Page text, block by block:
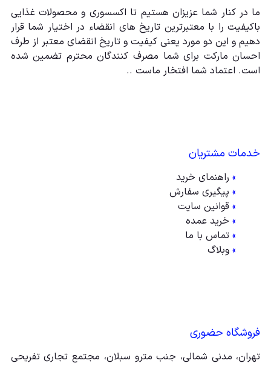
ما در کنار شما عزیزان هستیم تا اکسسوری و محصولات غذایی
باکیفیت را با معتبرترین تاریخ های انقضاء در اختیار شما قرار
دهیم و این دو مورد یعنی کیفیت و تاریخ انقضای معتبر از طرف
احسان مارکت برای شما مصرف کنندگان محترم تضمین شده
است. اعتماد شما افتخار ماست ..
خدمات مشتریان
» راهنمای خرید
» پیگیری سفارش
» قوانین سایت
» خرید عمده
» تماس با ما
» وبلاگ
فروشگاه حضوری
تهران، مدنی شمالی، جنب مترو سبلان، مجتمع تجاری تفریحی